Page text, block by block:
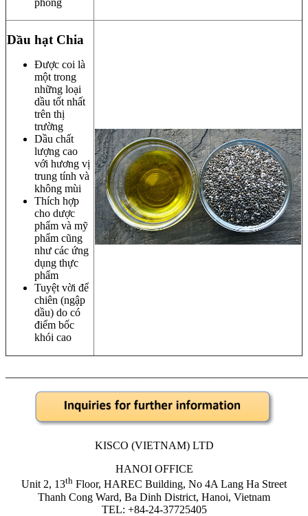
Dầu hạt Chia
Được coi là
một trong
những loại
dầu tốt nhất
trên thị
trường
Dầu chất
lượng cao
với hương vị
trung tính và
không mùi
Thích hợp
cho dược
phẩm và mỹ
phẩm cũng
như các ứng
dụng thực
phẩm
Tuyệt vời để
chiên (ngập
dầu) do có
điểm bốc
khói cao
KISCO (VIETNAM) LTD
HANOI OFFICE
Unit 2, 13th Floor, HAREC Building, No 4A Lang Ha Street
Thanh Cong Ward, Ba Dinh District, Hanoi, Vietnam
TEL: +84-24-37725405